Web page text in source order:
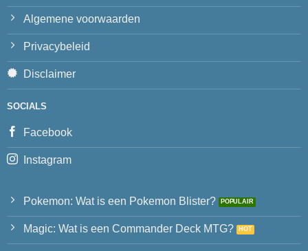
Algemene voorwaarden
Privacybeleid
Disclaimer
SOCIALS
Facebook
Instagram
Pokemon: Wat is een Pokemon Blister?
Magic: Wat is een Commander Deck MTG?